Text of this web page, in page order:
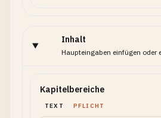
Inhalt
Haupteingaben einfügen oder
Kapitelbereiche
TEXT PFLICHT